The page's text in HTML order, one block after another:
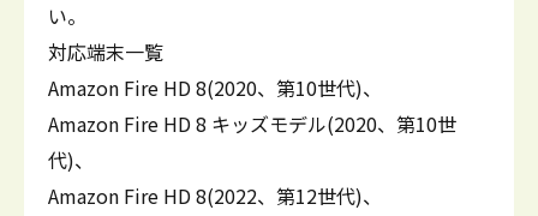
い。
対応端末一覧
Amazon Fire HD 8(2020、第10世代)、
Amazon Fire HD 8 キッズモデル(2020、第10世
代)、
Amazon Fire HD 8(2022、第12世代)、